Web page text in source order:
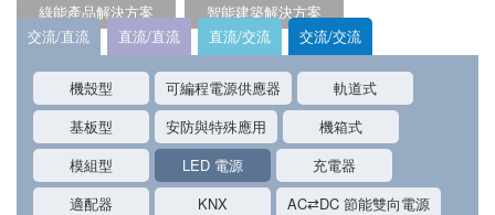
綠能產品解決方案
智能建築解決方案
交流/直流
直流/直流 直流/交流 交流/交流
機殼型 可編程電源供應器
軌道式
基板型
安防與特殊應用
機箱式
模組型
LED 電源
充電器
適配器
KNX
AC⇄DC 節能雙向電源